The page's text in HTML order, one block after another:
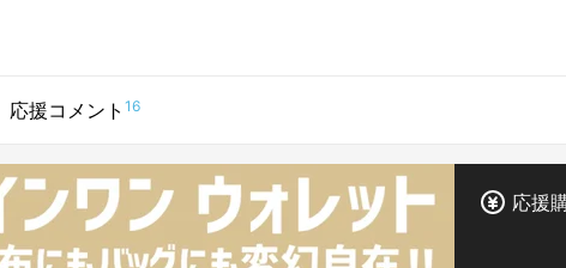
応援コメント 16
応援